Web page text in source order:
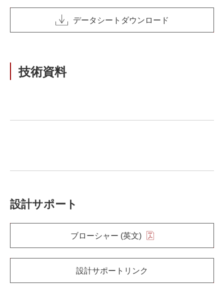
データシートダウンロード
技術資料
設計サポート
ブローシャー (英文)
設計サポートリンク